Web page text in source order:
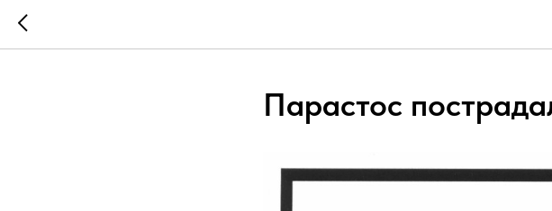
Парастос